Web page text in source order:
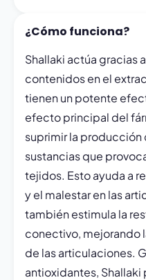
¿Cómo funciona?
Shallaki actúa gracias
contenidos en el
tienen un potente
efecto principal del
suprimir la producción
sustancias que
tejidos. Esto ayuda a
y el malestar en las
también estimula la
conectivo, mejorando
de las articulaciones.
antioxidantes,